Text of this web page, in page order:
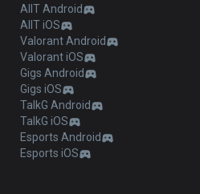
AllT Android
AllT iOS
Valorant Android
Valorant iOS
Gigs Android
Gigs iOS
TalkG Android
TalkG iOS
Esports Android
Esports iOS